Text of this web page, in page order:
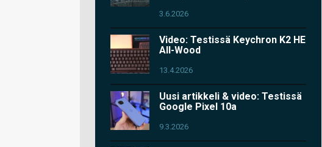
3.6.2026
Video: Testissä Keychron K2 HE
All-Wood
13.4.2026
Uusi artikkeli & video: Testissä
Google Pixel 10a
9.3.2026